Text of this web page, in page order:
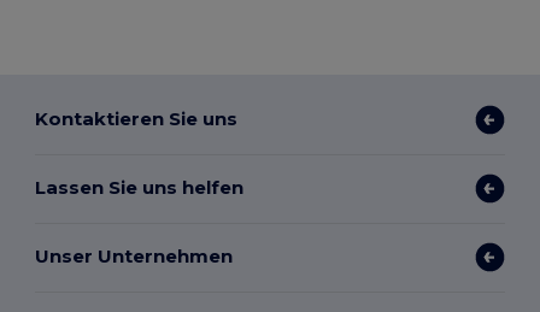
Kontaktieren Sie uns
Lassen Sie uns helfen
Unser Unternehmen